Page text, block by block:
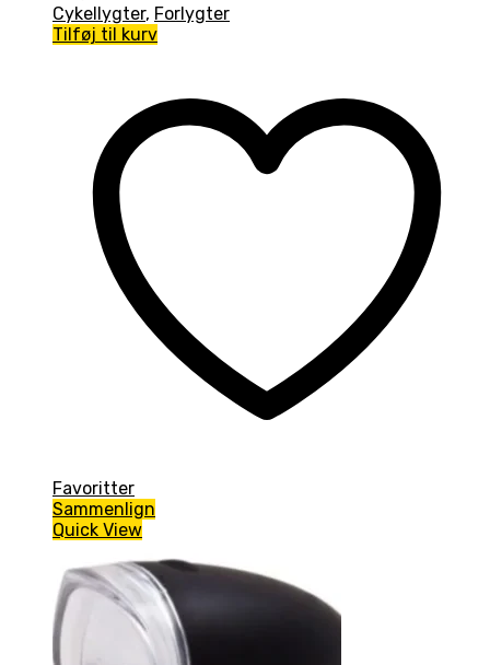
Cykellygter, Forlygter
Tilføj til kurv
Favoritter
Sammenlign
Quick View